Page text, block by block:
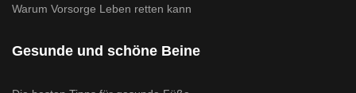
Warum Vorsorge Leben retten kann
Gesunde und schöne Beine